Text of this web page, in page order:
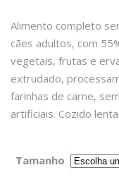
Alimento completo
cães adultos, com
vegetais, frutas e
extrudado,
farinhas de carne,
artificiais. Cozido
Tamanho